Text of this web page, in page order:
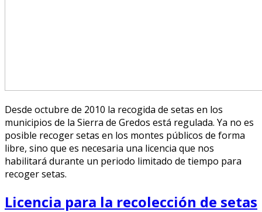
Desde octubre de 2010 la recogida de setas en los
municipios de la Sierra de Gredos está regulada. Ya no es
posible recoger setas en los montes públicos de forma
libre, sino que es necesaria una licencia que nos
habilitará durante un periodo limitado de tiempo para
recoger setas.
Licencia para la recolección de setas